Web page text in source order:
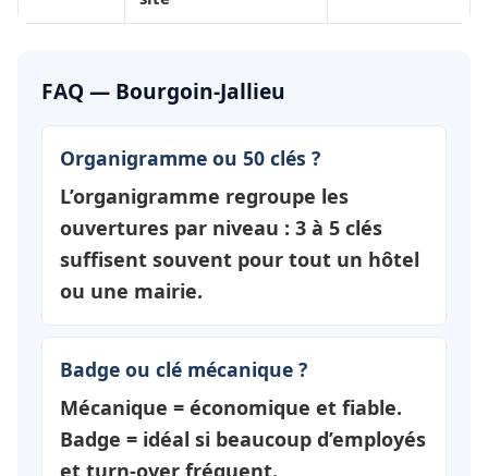
FAQ — Bourgoin-Jallieu
Organigramme ou 50 clés ?
L’organigramme regroupe les
ouvertures par niveau : 3 à 5 clés
suffisent souvent pour tout un hôtel
ou une mairie.
Badge ou clé mécanique ?
Mécanique = économique et fiable.
Badge = idéal si beaucoup d’employés
et turn-over fréquent.